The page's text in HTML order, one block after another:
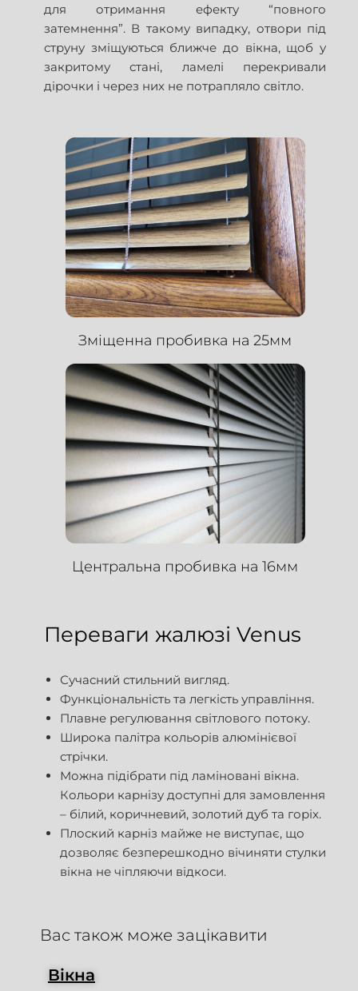
для отримання ефекту “повного
затемнення”. В такому випадку, отвори під
струну зміщуються ближче до вікна, щоб у
закритому стані, ламелі перекривали
дірочки і через них не потрапляло світло.
Зміщенна пробивка на 25мм
Центральна пробивка на 16мм
Переваги жалюзі Venus
Сучасний стильний вигляд.
Функціональність та легкість управління.
Плавне регулювання світлового потоку.
Широка палітра кольорів алюмінієвої
стрічки.
Можна підібрати під ламіновані вікна.
Кольори карнізу доступні для замовлення
– білий, коричневий, золотий дуб та горіх.
Плоский карніз майже не виступає, що
дозволяє безперешкодно вічиняти стулки
вікна не чіпляючи відкоси.
Вас також може зацікавити
Вікна